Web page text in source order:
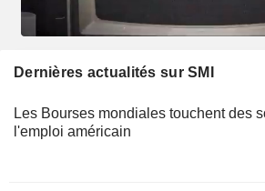
Dernières actualités sur SMI
Les Bourses mondiales touchent des
l'emploi américain